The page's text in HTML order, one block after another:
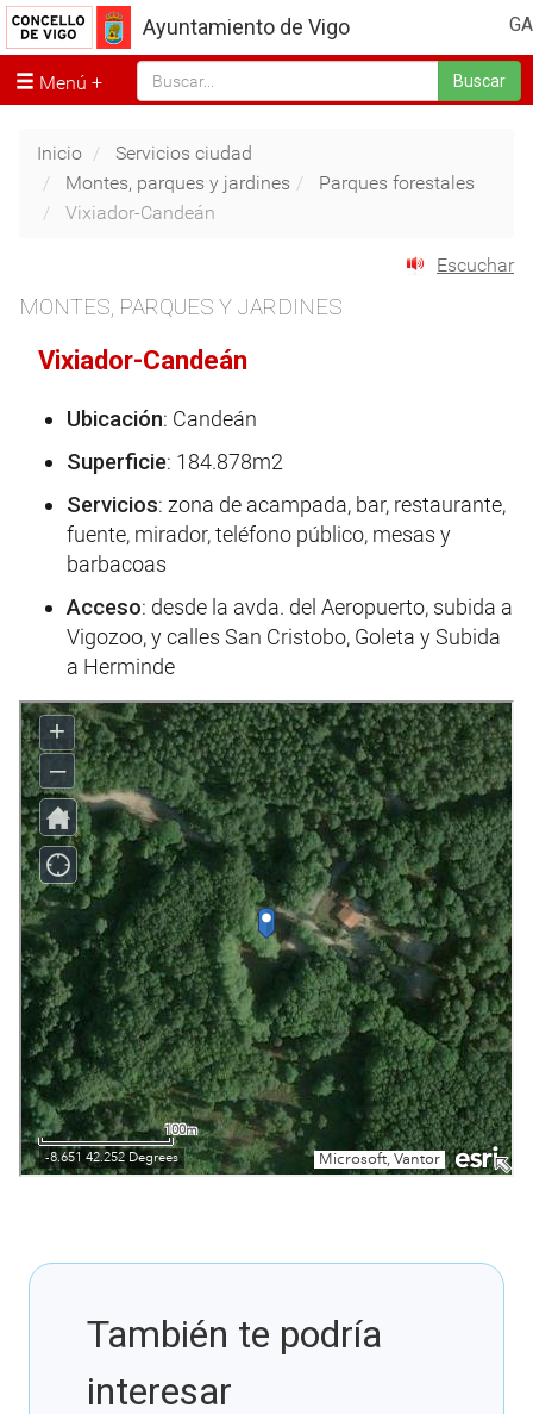
GA
Ayuntamiento de Vigo
Menú Buscar
Inicio
Servicios ciudad
Montes, parques y jardines
Parques forestales
Vixiador-Candeán
Escuchar
MONTES, PARQUES Y JARDINES
Vixiador-Candeán
Ubicación: Candeán
Superficie: 184.878m2
Servicios: zona de acampada, bar, restaurante,
fuente, mirador, teléfono público, mesas y
barbacoas
Acceso: desde la avda. del Aeropuerto, subida a
Vigozoo, y calles San Cristobo, Goleta y Subida
a Herminde
También te podría
interesar